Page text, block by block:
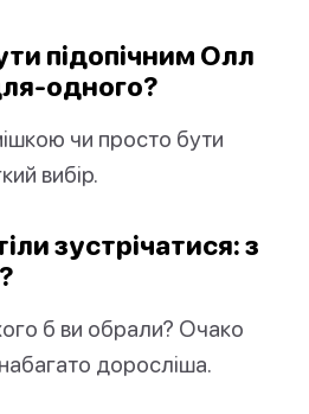
підопічним Олл
одного?
чи просто бути
вибір.
зустрічатися: з
б ви обрали? Очако
доросліша.